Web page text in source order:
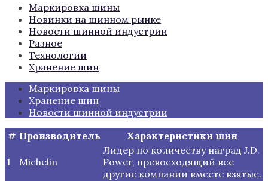
Маркировка шины
Новинки на шинном рынке
Новости шинной индустрии
Разное
Технологии
Хранение шин
Маркировка шины
Хранение шин
Новости шинной индустрии
# Производитель Характеристики шин
1 Michelin
Лидер по количеству наград J.D.
Power, превосходящий все
другие компании вместе взятые.